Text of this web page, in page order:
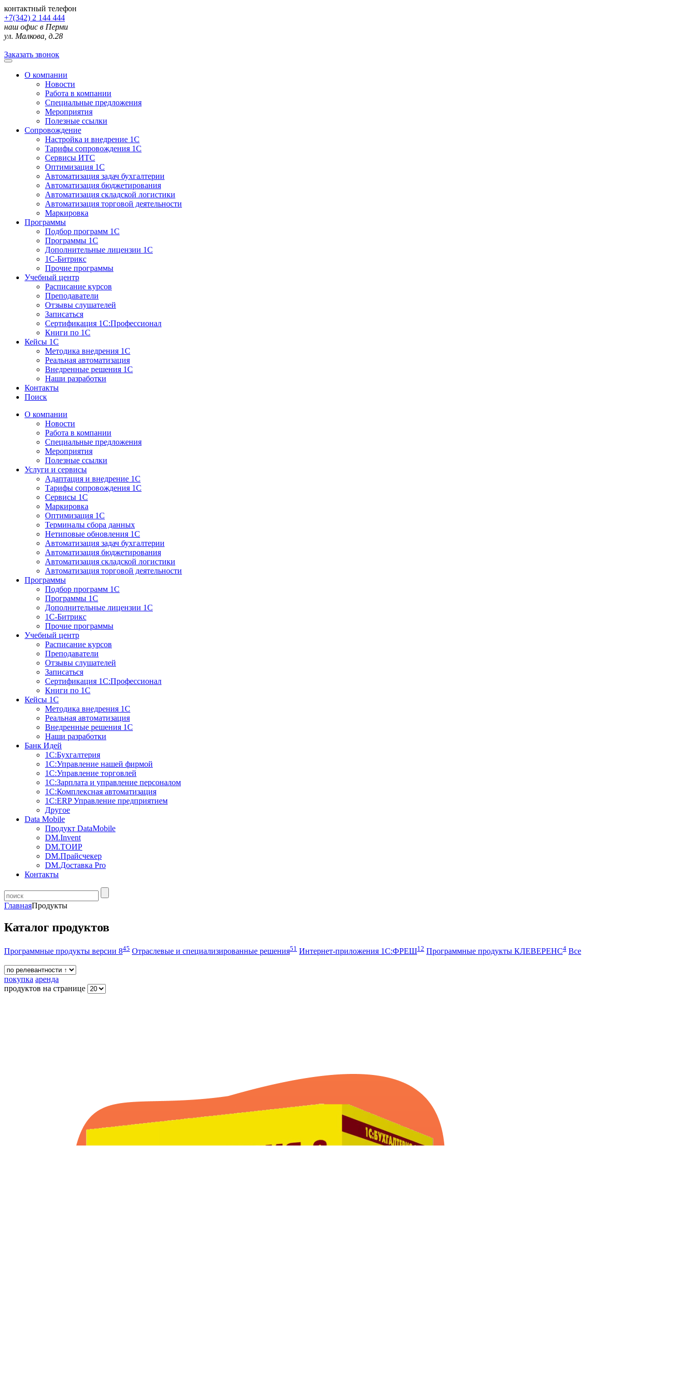
контактный телефон
+7(342) 2 144 444
наш офис в Перми
ул. Малкова, д.28
Заказать звонок
О компании
Новости
Работа в компании
Специальные предложения
Мероприятия
Полезные ссылки
Сопровождение
Настройка и внедрение 1С
Тарифы сопровождения 1С
Сервисы ИТС
Оптимизация 1С
Автоматизация задач бухгалтерии
Автоматизация бюджетирования
Автоматизация складской логистики
Автоматизация торговой деятельности
Маркировка
Программы
Подбор программ 1С
Программы 1С
Дополнительные лицензии 1С
1С-Битрикс
Прочие программы
Учебный центр
Расписание курсов
Преподаватели
Отзывы слушателей
Записаться
Сертификация 1С:Профессионал
Книги по 1С
Кейсы 1С
Методика внедрения 1С
Реальная автоматизация
Внедренные решения 1С
Наши разработки
Контакты
Поиск
О компании
Новости
Работа в компании
Специальные предложения
Мероприятия
Полезные ссылки
Услуги и сервисы
Адаптация и внедрение 1С
Тарифы сопровождения 1С
Сервисы 1С
Маркировка
Оптимизация 1С
Терминалы сбора данных
Нетиповые обновления 1С
Автоматизация задач бухгалтерии
Автоматизация бюджетирования
Автоматизация складской логистики
Автоматизация торговой деятельности
Программы
Подбор программ 1С
Программы 1С
Дополнительные лицензии 1С
1С-Битрикс
Прочие программы
Учебный центр
Расписание курсов
Преподаватели
Отзывы слушателей
Записаться
Сертификация 1С:Профессионал
Книги по 1С
Кейсы 1С
Методика внедрения 1С
Реальная автоматизация
Внедренные решения 1С
Наши разработки
Банк Идей
1С:Бухгалтерия
1С:Управление нашей фирмой
1С:Управление торговлей
1С:Зарплата и управление персоналом
1С:Комплексная автоматизация
1С:ERP Управление предприятием
Другое
Data Mobile
Продукт DataMobile
DM.Invent
DM.ТОИР
DM.Прайсчекер
DM.Доставка Pro
Контакты
ГлавнаяПродукты
Каталог продуктов
Программные продукты версии 845 Отраслевые и специализированные решения51 Интернет-приложения 1С:ФРЕШ12 Программные продукты КЛЕВЕРЕНС4 Все
покупка аренда
продуктов на странице